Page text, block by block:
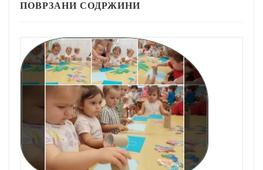
ПОВРЗАНИ СОДРЖИНИ